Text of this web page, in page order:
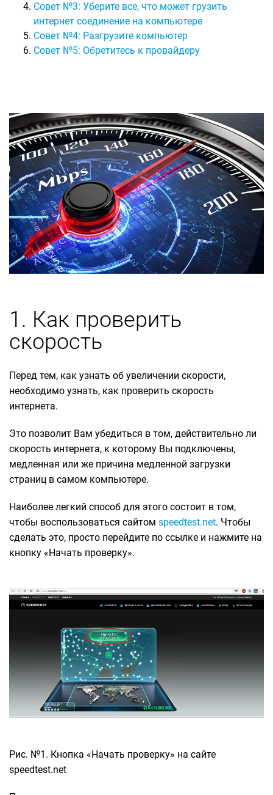
Совет №3: Уберите все, что может грузить
интернет соединение на компьютере
Совет №4: Разгрузите компьютер
Совет №5: Обретитесь к провайдеру
1. Как проверить
скорость
Перед тем, как узнать об увеличении скорости,
необходимо узнать, как проверить скорость
интернета.
Это позволит Вам убедиться в том, действительно ли
скорость интернета, к которому Вы подключены,
медленная или же причина медленной загрузки
страниц в самом компьютере.
Наиболее легкий способ для этого состоит в том,
чтобы воспользоваться сайтом speedtest.net. Чтобы
сделать это, просто перейдите по ссылке и нажмите на
кнопку «Начать проверку».
Рис. №1. Кнопка «Начать проверку» на сайте
speedtest.net